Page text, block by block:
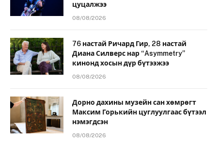
цуцалжээ
08/08/2026
76 настай Ричард Гир, 28 настай
Диана Силверс нар “Asymmetry”
кинонд хосын дүр бүтээжээ
08/08/2026
Дорно дахины музейн сан хөмрөгт
Максим Горькийн цуглуулгаас бүтээл
нэмэгдсэн
08/08/2026